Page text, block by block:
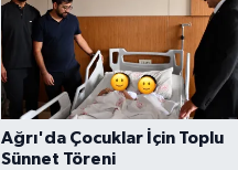
Ağrı'da Çocuklar İçin Toplu
Sünnet Töreni